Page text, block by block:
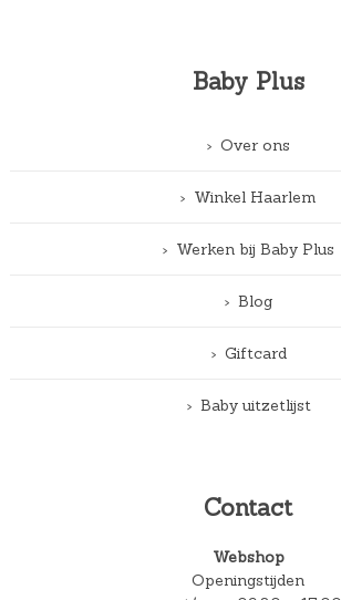
Baby Plus
Over ons
Winkel Haarlem
Werken bij Baby Plus
Blog
Giftcard
Baby uitzetlijst
Contact
Webshop
Openingstijden